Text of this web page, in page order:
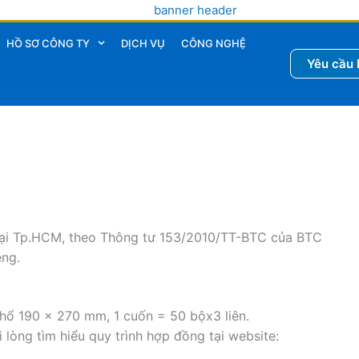
HỒ SƠ CÔNG TY DỊCH VỤ CÔNG NGHỆ
Yêu cầu
theo Thông tư 153/2010/TT-BTC của BTC
190 x 270 mm, 1 cuốn = 50 bộx3 liên.
tìm hiểu quy trình hợp đồng tại website: